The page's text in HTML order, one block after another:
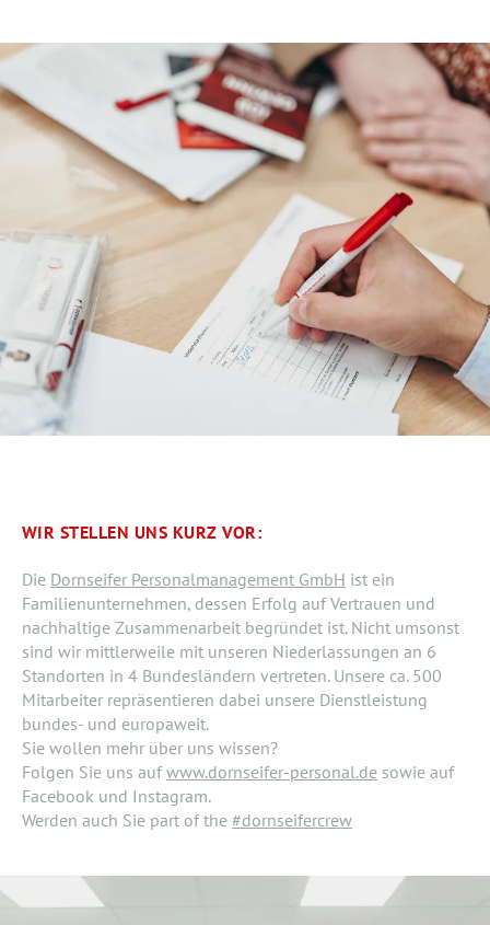
WIR STELLEN UNS KURZ VOR:
Die Dornseifer Personalmanagement GmbH ist ein
Familienunternehmen, dessen Erfolg auf Vertrauen und
nachhaltige Zusammenarbeit begründet ist. Nicht umsonst
sind wir mittlerweile mit unseren Niederlassungen an 6
Standorten in 4 Bundesländern vertreten. Unsere ca. 500
Mitarbeiter repräsentieren dabei unsere Dienstleistung
bundes- und europaweit.
Sie wollen mehr über uns wissen?
Folgen Sie uns aufwww.dornseifer-personal.de sowie auf
Facebook und Instagram.
Werden auch Sie part of the #dornseifercrew